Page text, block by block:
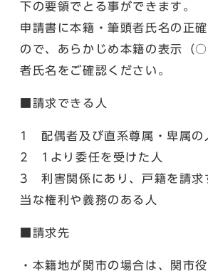
下の要領でとる事ができます。
申請書に本籍・筆頭者氏名の正
ので、あらかじめ本籍の表示（
者氏名をご確認ください。
■請求できる人
1 配偶者及び直系尊属・卑属の
2 1より委任を受けた人
3 利害関係にあり、戸籍を請求
当な権利や義務のある人
■請求先
・本籍地が関市の場合は、関市